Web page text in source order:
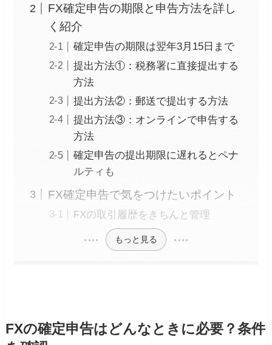
FX確定申告の期限と申告方法を詳し
く紹介
確定申告の期限は翌年3月15日まで
提出方法①：税務署に直接提出する
方法
提出方法②：郵送で提出する方法
提出方法③：オンラインで申告する
方法
確定申告の提出期限に遅れるとペナ
ルティも
FX確定申告で気をつけたいポイント
FXの取引履歴をきちんと管理
もっと見る
FXの確定申告はどんなときに必要？条件